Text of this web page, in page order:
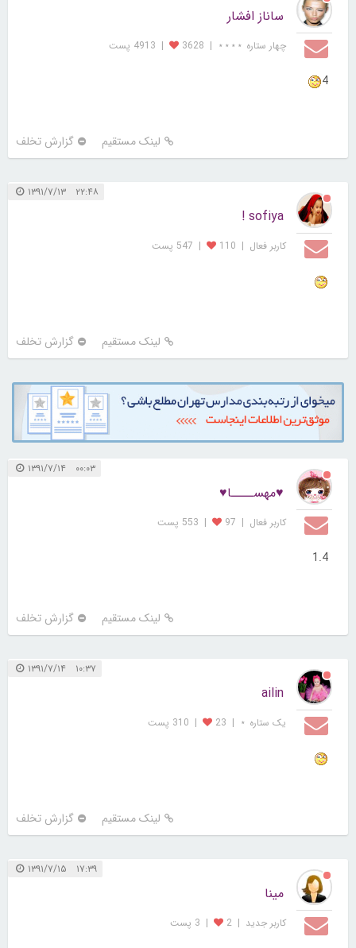
ساناز افشار
چهار ستاره ⋆⋆⋆⋆ |
3628
| 4913 پست
4
لینک مستقیم گزارش تخلف
۲۲:۴۸ ۱۳۹۱/۷/۱۳
sofiya !
کاربر فعال |
110
| 547 پست
لینک مستقیم گزارش تخلف
۰۰:۰۳ ۱۳۹۱/۷/۱۴
♥مهســــا♥
کاربر فعال |
97
| 553 پست
1.4
لینک مستقیم گزارش تخلف
۱۰:۳۷ ۱۳۹۱/۷/۱۴
ailin
یک ستاره ⋆ |
23
| 310 پست
لینک مستقیم گزارش تخلف
۱۷:۳۹ ۱۳۹۱/۷/۱۵
مینا
کاربر جديد |
2
| 3 پست